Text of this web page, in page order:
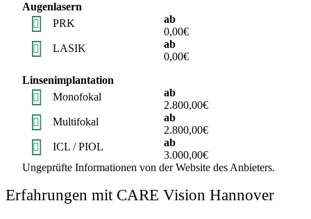
Augenlasern
PRK
LASIK
ab
0,00€
ab
0,00€
Linsenimplantation
Monofokal
Multifokal
ICL / PIOL
ab
2.800,00€
ab
2.800,00€
ab
3.000,00€
Ungeprüfte Informationen von der Website des Anbieters.
Erfahrungen mit CARE Vision Hannover